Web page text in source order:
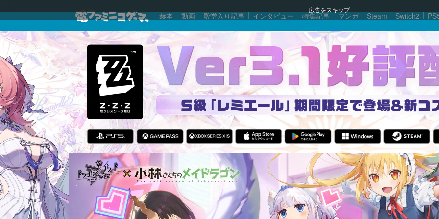
広告をスキップ
赫本 動画 殿堂入り記事 インタビュー 特集記事 マンガ Steam Switch2